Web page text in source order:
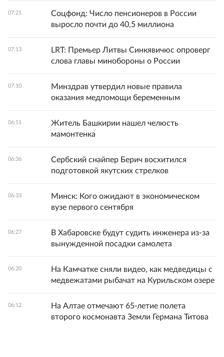
07:21
Соцфонд: Число пенсионеров в России
выросло почти до 40,5 миллиона
07:13
LRT: Премьер Литвы Синкявичюс опроверг
слова главы минобороны о России
07:10
Минздрав утвердил новые правила
оказания медпомощи беременным
06:51
Житель Башкирии нашел челюсть
мамонтенка
06:36
Сербский снайпер Берич восхитился
подготовкой якутских стрелков
06:33
Минск: Кого ожидают в экономическом
вузе первого сентября
06:27
В Хабаровске будут судить инженера из-за
вынужденной посадки самолета
06:20
На Камчатке сняли видео, как медведицы с
медвежатами рыбачат на Курильском озере
06:12
На Алтае отмечают 65-летие полета
второго космонавта Земли Германа Титова